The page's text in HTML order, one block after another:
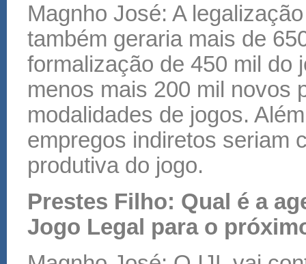
Magnho José: A
também geraria mais de
formalização de 450 mil do
menos mais 200 mil novos
modalidades de jogos.
empregos indiretos seriam
produtiva do jogo.
Prestes Filho: Qual é a
Jogo Legal para o